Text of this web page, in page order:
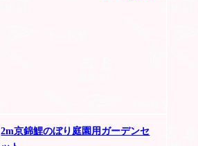
2m京錦鯉のぼり庭園用ガーデンセ